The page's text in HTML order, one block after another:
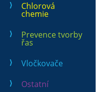
Chlorová
chemie
Prevence tvorby
řas
Vločkovače
Ostatní